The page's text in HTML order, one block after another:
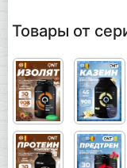
Товары от